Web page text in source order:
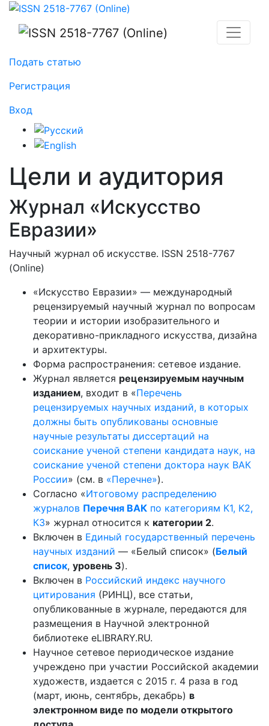
Цели и аудитория
Подать статью
Регистрация
Вход
Цели и аудитория
Журнал «Искусство
Евразии»
Научный журнал об искусстве. ISSN 2518-7767
(Online)
«Искусство Евразии» — международный
рецензируемый научный журнал по вопросам
теории и истории изобразительного и
декоративно-прикладного искусства, дизайна
и архитектуры.
Форма распространения: сетевое издание.
Журнал является рецензируемым научным
изданием, входит в «Перечень
рецензируемых научных изданий, в которых
должны быть опубликованы основные
научные результаты диссертаций на
соискание ученой степени кандидата наук, на
соискание ученой степени доктора наук ВАК
России» (см. в «Перечне»).
Согласно «Итоговому распределению
журналов Перечня ВАК по категориям К1, К2,
К3» журнал относится к категории 2.
Включен в Единый государственный перечень
научных изданий — «Белый список» (Белый
список, уровень 3).
Включен в Российский индекс научного
цитирования (РИНЦ), все статьи,
опубликованные в журнале, передаются для
размещения в Научной электронной
библиотеке eLIBRARY.RU.
Научное сетевое периодическое издание
учреждено при участии Российской академии
художеств, издается с 2015 г. 4 раза в год
(март, июнь, сентябрь, декабрь) в
электронном виде по модели открытого